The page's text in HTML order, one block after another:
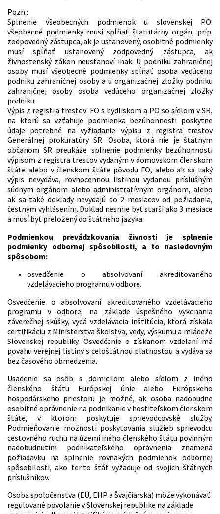
Pozn.:
Splnenie všeobecných podmienok u slovenskej PO:
všeobecné podmienky musí spĺňať štatutárny orgán, príp.
zodpovedný zástupca, ak je ustanovený, osobitné podmienky
musí spĺňať ustanovený zodpovedný zástupca, ak
živnostenský zákon neustanoví inak. U podniku zahraničnej
osoby musí všeobecné podmienky spĺňať osoba vedúceho
podniku zahraničnej osoby a u organizačnej zložky podniku
zahraničnej osoby osoba vedúceho organizačnej zložky
podniku.
Výpis z registra trestov: FO s bydliskom a PO so sídlom v SR,
na ktorú sa vzťahuje podmienka bezúhonnosti poskytne
údaje potrebné na vyžiadanie výpisu z registra trestov
Generálnej prokuratúry SR. Osoba, ktorá nie je štátnym
občanom SR preukáže splnenie podmienky bezúhonnosti
výpisom z registra trestov vydaným v domovskom členskom
štáte alebo v členskom štáte pôvodu FO, alebo ak sa taký
výpis nevydáva, rovnocennou listinou vydanou príslušným
súdnym orgánom alebo administratívnym orgánom, alebo
ak sa také doklady nevydajú do 2 mesiacov od požiadania,
čestným vyhlásením. Doklad nesmie byť starší ako 3 mesiace
a musí byť preložený do štátneho jazyka.
Podmienkou prevádzkovania živnosti je splnenie
podmienky odbornej spôsobilosti, a to nasledovným
spôsobom:
osvedčenie o absolvovaní akreditovaného
vzdelávacieho programu v odbore.
Osvedčenie o absolvovaní akreditovaného vzdelávacieho
programu v odbore, na základe úspešného vykonania
záverečnej skúšky, vydá vzdelávacia inštitúcia, ktorá získala
certifikáciu z Ministerstva školstva, vedy, výskumu a mládeže
Slovenskej republiky. Osvedčenie o získanom vzdelaní má
povahu verejnej listiny s celoštátnou platnosťou a vydáva sa
bez časového obmedzenia.
Usadenie sa osôb s domicilom alebo sídlom z iného
členského štátu Európskej únie alebo Európskeho
hospodárskeho priestoru je možné, ak osoba nadobudne
osobitné oprávnenie na podnikanie v hostiteľskom členskom
štáte, v ktorom poskytuje sprievodcovské služby.
Podmieňovanie možnosti poskytovania služieb sprievodcu
cestovného ruchu na území iného členského štátu povinným
nadobudnutím podnikateľského oprávnenia znamená
požiadavku na splnenie rovnakých podmienok odbornej
spôsobilosti, ako tento štát vyžaduje od svojich štátnych
príslušníkov.
Osoba spoločenstva (EÚ, EHP a Švajčiarska) môže vykonávať
regulované povolanie v Slovenskej republike na základe